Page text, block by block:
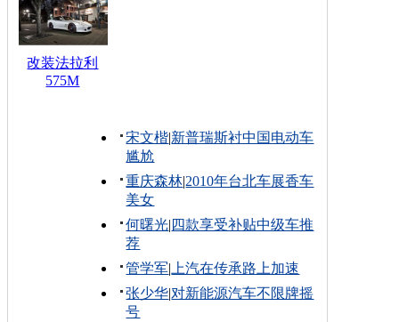
改装法拉利
575M
宋文楷|新普瑞斯衬中国电动车
尴尬
重庆森林|2010年台北车展香车
美女
何曙光| 四款享受补贴中级车推
荐
管学军| 上汽在传承路上加速
张少华|对新能源汽车不限牌摇
号